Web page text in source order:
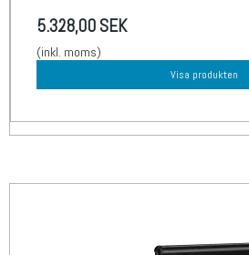
5.328,00 SEK
(inkl. moms)
Visa produkten